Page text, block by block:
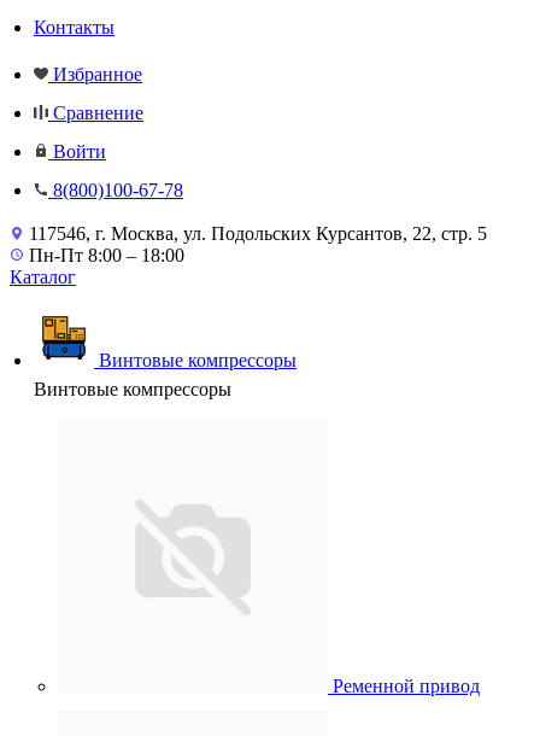
Контакты
Избранное
Сравнение
Войти
8(800)100-67-78
117546, г. Москва, ул. Подольских Курсантов, 22, стр. 5
Пн-Пт 8:00 – 18:00
Каталог
Винтовые компрессоры
Винтовые компрессоры
Ременной привод